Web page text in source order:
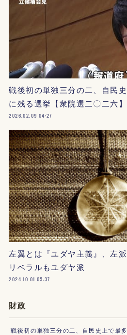
戦後初の単独三分の二、自民
に残る選挙【衆院選二〇二六】
2026.02.09 04:27
左翼とは『ユダヤ主義』、左
リベラルもユダヤ派
2024.10.01 05:37
財政
戦後初の単独三分の二、自民史上で最